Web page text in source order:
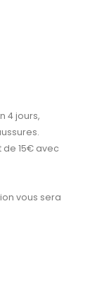
4 jours,
de 15€ avec
vous sera